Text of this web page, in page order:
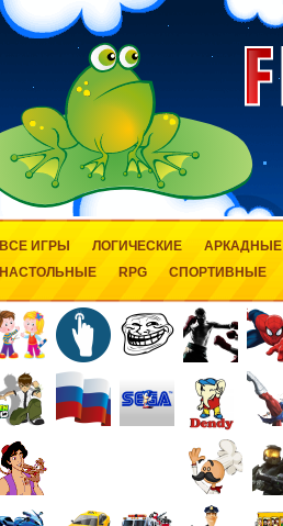
ВСЕ ИГРЫ ЛОГИЧЕСКИЕ АРКАДНЫЕ
НАСТОЛЬНЫЕ
RPG СПОРТИВНЫЕ